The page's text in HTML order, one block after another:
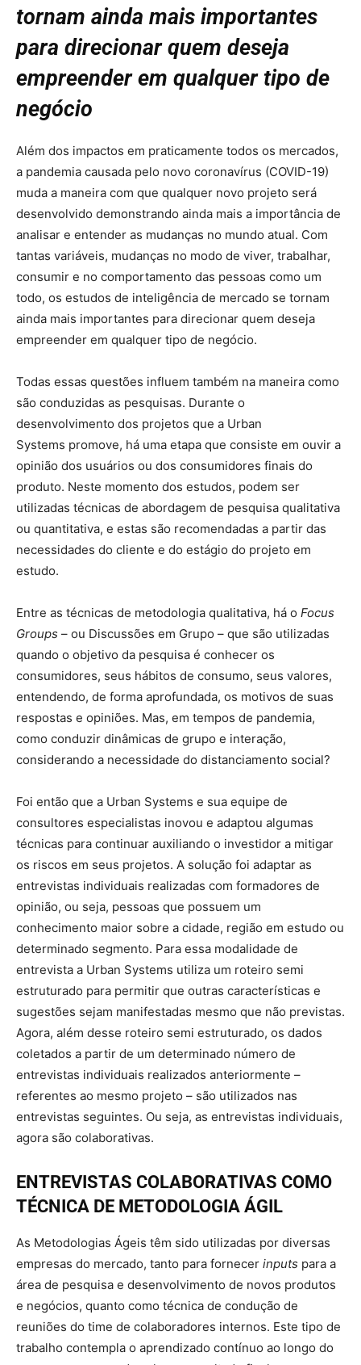
tornam ainda mais importantes
para direcionar quem deseja
empreender em qualquer tipo de
negócio
Além dos impactos em praticamente todos os mercados,
a pandemia causada pelo novo coronavírus (COVID-19)
muda a maneira com que qualquer novo projeto será
desenvolvido demonstrando ainda mais a importância de
analisar e entender as mudanças no mundo atual. Com
tantas variáveis, mudanças no modo de viver, trabalhar,
consumir e no comportamento das pessoas como um
todo, os estudos de inteligência de mercado se tornam
ainda mais importantes para direcionar quem deseja
empreender em qualquer tipo de negócio.
Todas essas questões influem também na maneira como
são conduzidas as pesquisas. Durante o
desenvolvimento dos projetos que a Urban
Systems promove, há uma etapa que consiste em ouvir a
opinião dos usuários ou dos consumidores finais do
produto. Neste momento dos estudos, podem ser
utilizadas técnicas de abordagem de pesquisa qualitativa
ou quantitativa, e estas são recomendadas a partir das
necessidades do cliente e do estágio do projeto em
estudo.
Entre as técnicas de metodologia qualitativa, há o Focus
Groups – ou Discussões em Grupo – que são utilizadas
quando o objetivo da pesquisa é conhecer os
consumidores, seus hábitos de consumo, seus valores,
entendendo, de forma aprofundada, os motivos de suas
respostas e opiniões. Mas, em tempos de pandemia,
como conduzir dinâmicas de grupo e interação,
considerando a necessidade do distanciamento social?
Foi então que a Urban Systems e sua equipe de
consultores especialistas inovou e adaptou algumas
técnicas para continuar auxiliando o investidor a mitigar
os riscos em seus projetos. A solução foi adaptar as
entrevistas individuais realizadas com formadores de
opinião, ou seja, pessoas que possuem um
conhecimento maior sobre a cidade, região em estudo ou
determinado segmento. Para essa modalidade de
entrevista a Urban Systems utiliza um roteiro semi
estruturado para permitir que outras características e
sugestões sejam manifestadas mesmo que não previstas.
Agora, além desse roteiro semi estruturado, os dados
coletados a partir de um determinado número de
entrevistas individuais realizados anteriormente –
referentes ao mesmo projeto – são utilizados nas
entrevistas seguintes. Ou seja, as entrevistas individuais,
agora são colaborativas.
ENTREVISTAS COLABORATIVAS COMO
TÉCNICA DE METODOLOGIA ÁGIL
As Metodologias Ágeis têm sido utilizadas por diversas
empresas do mercado, tanto para fornecer inputs para a
área de pesquisa e desenvolvimento de novos produtos
e negócios, quanto como técnica de condução de
reuniões do time de colaboradores internos. Este tipo de
trabalho contempla o aprendizado contínuo ao longo do